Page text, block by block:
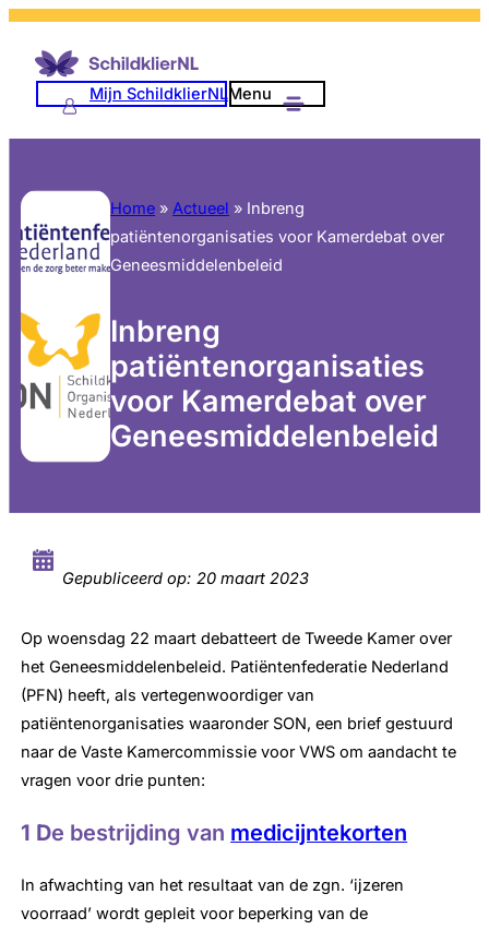
Mijn SchildklierNLMenu
Home »Actueel » Inbreng
patiëntenorganisaties voor Kamerdebat over
Geneesmiddelenbeleid
Inbreng
patiëntenorganisaties
voor Kamerdebat over
Geneesmiddelenbeleid
Gepubliceerd op: 20 maart 2023
Op woensdag 22 maart debatteert de Tweede Kamer over
het Geneesmiddelenbeleid. Patiëntenfederatie Nederland
(PFN) heeft, als vertegenwoordiger van
patiëntenorganisaties waaronder SON, een brief gestuurd
naar de Vaste Kamercommissie voor VWS om aandacht te
vragen voor drie punten:
1 De bestrijding van medicijntekorten
In afwachting van het resultaat van de zgn. ‘ijzeren
voorraad’ wordt gepleit voor beperking van de